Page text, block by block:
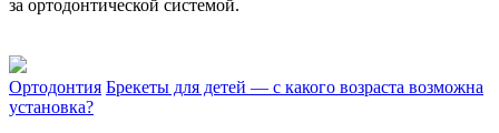
за ортодонтической системой.
Ортодонтия Брекеты для детей — с какого возраста возможна
установка?